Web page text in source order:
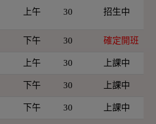
上午 30 招生中
下午 30 確定開班
上午 30 上課中
下午 30 上課中
下午 30 上課中